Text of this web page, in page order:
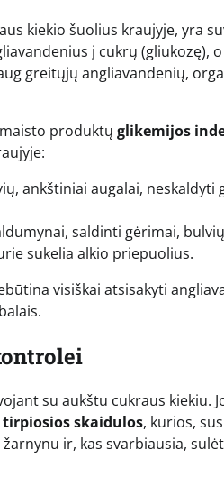
kiekio šuolius kraujyje, yra
į cukrų (gliukozę),
greitųjų angliavandenių,
produktų glikemijos
ankštiniai augalai,
saldinti gėrimai,
sukelia alkio priepuolius.
visiškai atsisakyti
su aukštu cukraus kiekiu.
tirpiosios skaidulos, kurios,
ir, kas svarbiausia,